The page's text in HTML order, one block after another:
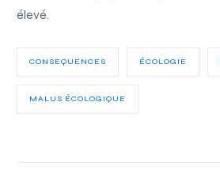
élevé.
CONSEQUENCES ÉCOLOGIE
MALUS ÉCOLOGIQUE